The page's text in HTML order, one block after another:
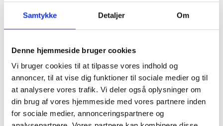
Samtykke Detaljer Om
Denne hjemmeside bruger cookies
Vi bruger cookies til at tilpasse vores indhold og
annoncer, til at vise dig funktioner til sociale medier og til
at analysere vores trafik. Vi deler også oplysninger om
din brug af vores hjemmeside med vores partnere inden
for sociale medier, annonceringspartnere og
Välj alternativ Välj alternativ
1 2 3 →
Typiska egenskaper för en